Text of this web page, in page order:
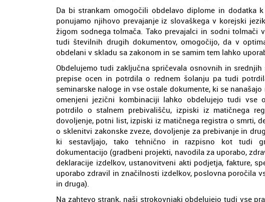
Da bi strankam omogočili obdelavo diplome in dodatka
ponujamo njihovo prevajanje iz slovaškega v korejski
žigom sodnega tolmača. Tako prevajalci in sodni tolmači
tudi številnih drugih dokumentov, omogočijo, da v
obdelani v skladu sa zakonom in se samim tem lahko
Obdelujemo tudi zaključna spričevala osnovnih in
prepise ocen in potrdila o rednem šolanju pa tudi
seminarske naloge in vse ostale dokumente, ki se
omenjeni jezični kombinaciji lahko obdelujejo tudi vse
potrdilo o stalnem prebivališču, izpiski iz matičnega
dovoljenje, potni list, izpiski iz matičnega registra o smrti,
o sklenitvi zakonske zveze, dovoljenje za prebivanje in
ki sestavljajo, tako tehnično in razpisno kot tudi
dokumentacijo (gradbeni projekti, navodila za uporabo,
deklaracije izdelkov, ustanovitveni akti podjetja, fakture,
uporabo zdravil in značilnosti izdelkov, poslovna poročila
in druga).
Na zahtevo strank, naši strokovnjaki obdelujejo tudi vse